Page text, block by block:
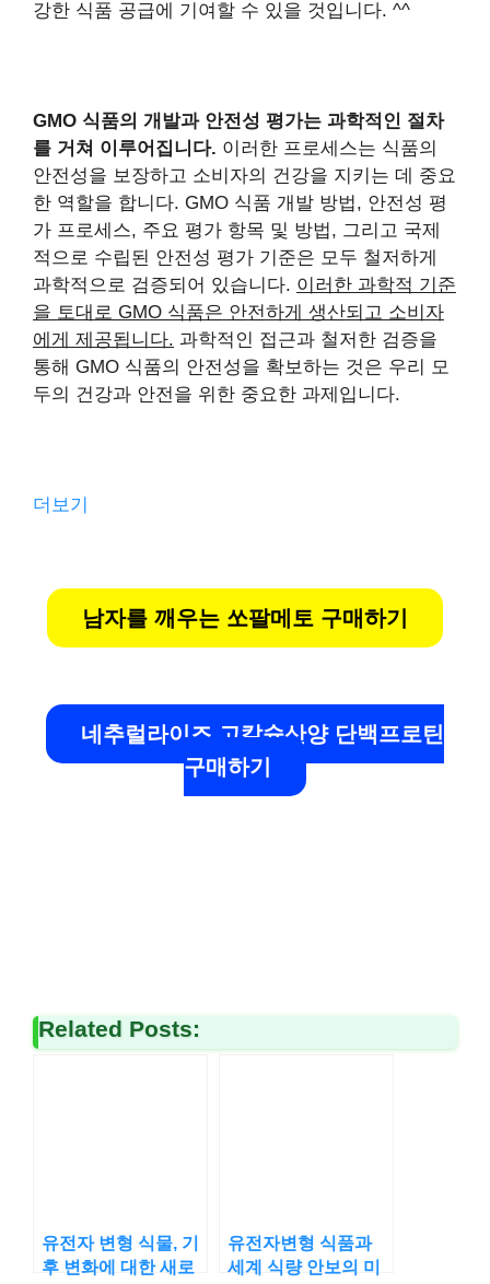
강한 식품 공급에 기여할 수 있을 것입니다. ^^
GMO 식품의 개발과 안전성 평가는 과학적인 절차
를 거쳐 이루어집니다. 이러한 프로세스는 식품의
안전성을 보장하고 소비자의 건강을 지키는 데 중요
한 역할을 합니다. GMO 식품 개발 방법, 안전성 평
가 프로세스, 주요 평가 항목 및 방법, 그리고 국제
적으로 수립된 안전성 평가 기준은 모두 철저하게
과학적으로 검증되어 있습니다. 이러한 과학적 기준
을 토대로 GMO 식품은 안전하게 생산되고 소비자
에게 제공됩니다. 과학적인 접근과 철저한 검증을
통해 GMO 식품의 안전성을 확보하는 것은 우리 모
두의 건강과 안전을 위한 중요한 과제입니다.
더보기
남자를 깨우는 쏘팔메토 구매하기
네추럴라이즈 고칼슘산양 단백프로틴
구매하기
Related Posts:
유전자 변형 식물, 기
후 변화에 대한 새로
유전자변형 식품과
세계 식량 안보의 미